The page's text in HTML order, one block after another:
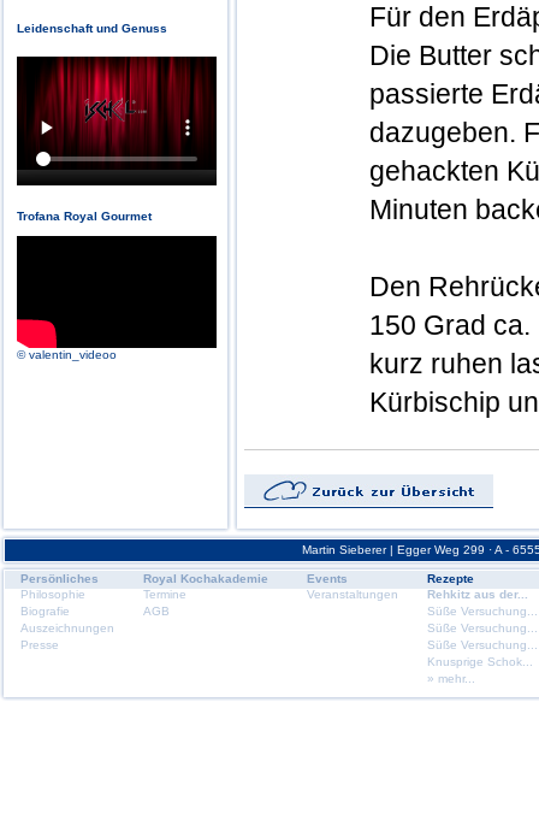
Leidenschaft und Genuss
Trofana Royal Gourmet
© valentin_videoo
Für den
Die Butter
passierte
dazugeben.
gehackten
Minuten
Den
150 Grad
kurz ruhen
Kürbischip
Martin Sieberer | Egger Weg 299 · A -
Persönliches
Philosophie
Biografie
Auszeichnungen
Presse
Royal Kochakademie
Termine
AGB
Events
Veranstaltungen
Rezepte
Rehkitz aus der...
Süße Versuchung...
Süße Versuchung...
Süße Versuchung...
Knusprige Schok...
» mehr...